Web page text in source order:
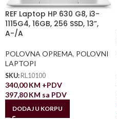
REF Laptop HP 630 G8, i3-
1115G4, 16GB, 256 SSD, 13”,
A-/A
POLOVNA OPREMA, POLOVNI
LAPTOPI
SKU: RL10100
340,00KM +PDV
397,80KM sa PDV
DODAJ U KORPU